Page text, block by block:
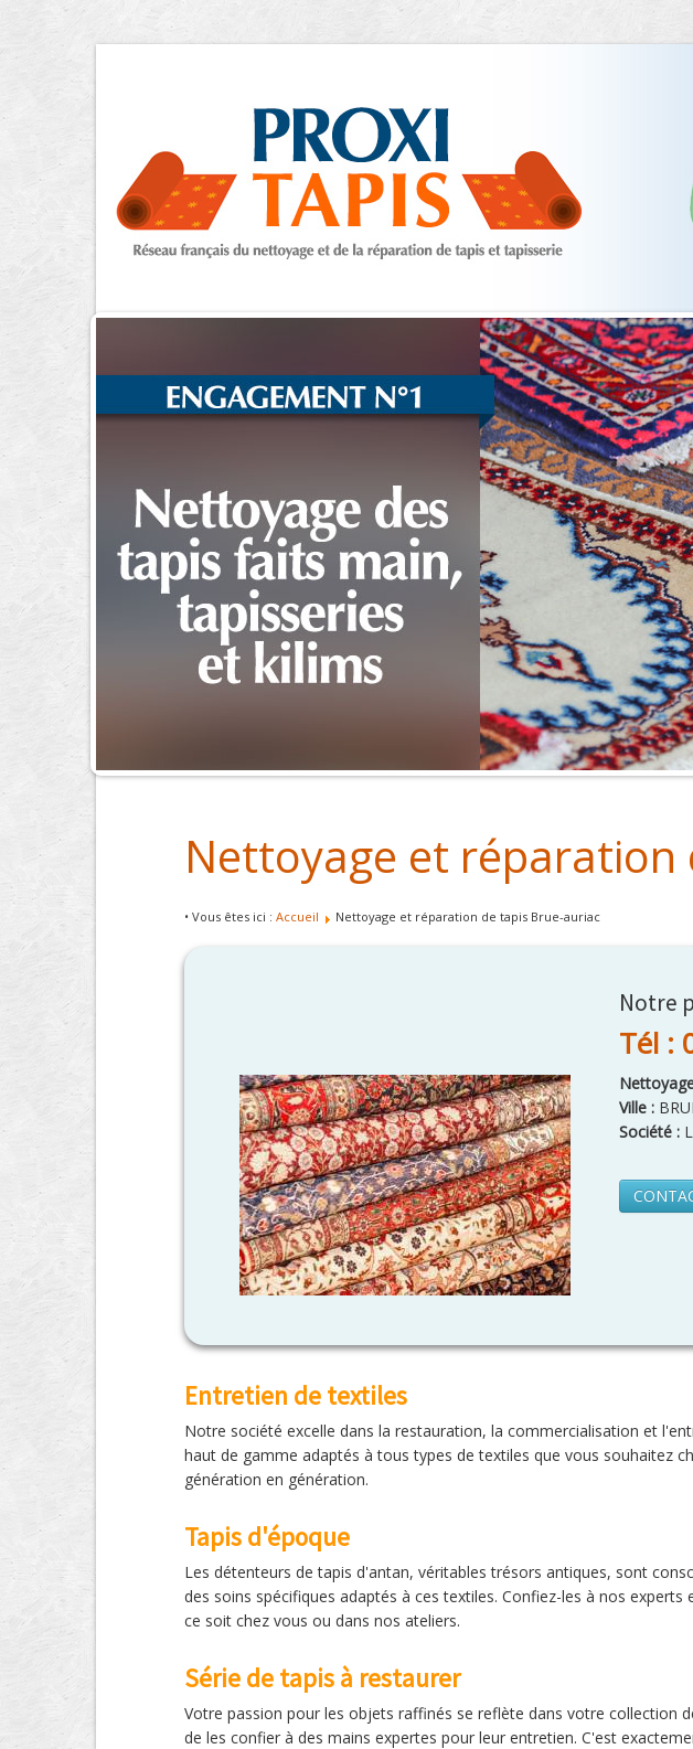
Nettoyage et réparation
• Vous êtes ici : Accueil Nettoyage et réparation de tapis Brue-auriac
Notre
Tél :
Ville :
Société :
Entretien de textiles
Notre société excelle dans la restauration, la commercialisation et
haut de gamme adaptés à tous types de textiles que vous souhaitez
génération en génération.
Tapis d'époque
Les détenteurs de tapis d'antan, véritables trésors antiques, sont
des soins spécifiques adaptés à ces textiles. Confiez-les à nos
ce soit chez vous ou dans nos ateliers.
Série de tapis à restaurer
Votre passion pour les objets raffinés se reflète dans votre collection
de les confier à des mains expertes pour leur entretien. C'est